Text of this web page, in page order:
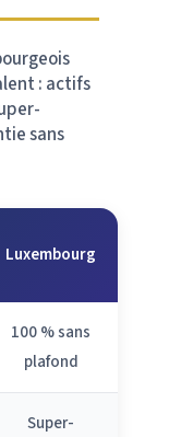
: actifs
sans
Luxembourg
100 % sans
plafond
Super-